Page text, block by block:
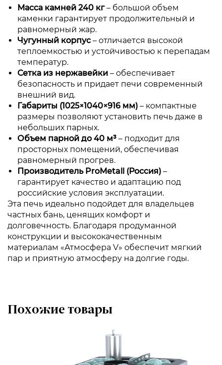
Масса камней 240 кг– большой объем
каменки гарантирует продолжительный и
равномерный жар.
Чугунный корпус– отличается высокой
теплоемкостью и устойчивостью к перепадам
температур.
Сетка из нержавейки – обеспечивает
безопасность и придает печи современный
внешний вид.
Габариты (1025×1040×916 мм) – компактные
размеры позволяют установить печь даже в
небольших парных.
Объем парной до 40 м³ – подходит для
просторных помещений, обеспечивая
равномерный прогрев.
Производитель ProMetall (Россия) –
гарантирует качество и адаптацию под
российские условия эксплуатации.
Эта печь идеально подойдет для владельцев
частных бань, ценящих комфорт и
долговечность. Благодаря продуманной
конструкции и высококачественным
материалам «Атмосфера V» обеспечит мягкий
пар и приятную атмосферу на долгие годы.
Похожие товары